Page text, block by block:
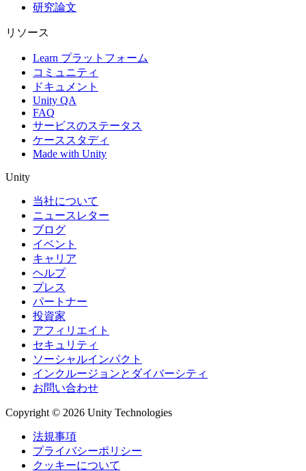
研究論文
リソース
Learn プラットフォーム
コミュニティ
ドキュメント
Unity QA
FAQ
サービスのステータス
ケーススタディ
Made with Unity
Unity
当社について
ニュースレター
ブログ
イベント
キャリア
ヘルプ
プレス
パートナー
投資家
アフィリエイト
セキュリティ
ソーシャルインパクト
インクルージョンとダイバーシティ
お問い合わせ
Copyright © 2026 Unity Technologies
法規事項
プライバシーポリシー
クッキーについて